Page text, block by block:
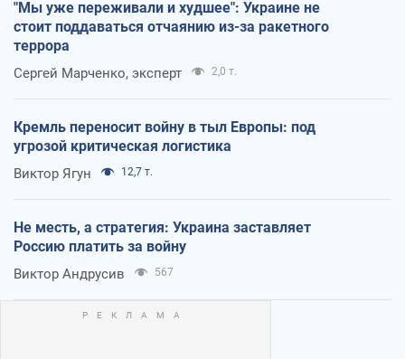
"Мы уже переживали и худшее": Украине не
стоит поддаваться отчаянию из-за ракетного
террора
Сергей Марченко, эксперт 2,0 т.
Кремль переносит войну в тыл Европы: под
угрозой критическая логистика
Виктор Ягун 12,7 т.
Не месть, а стратегия: Украина заставляет
Россию платить за войну
Виктор Андрусив 567